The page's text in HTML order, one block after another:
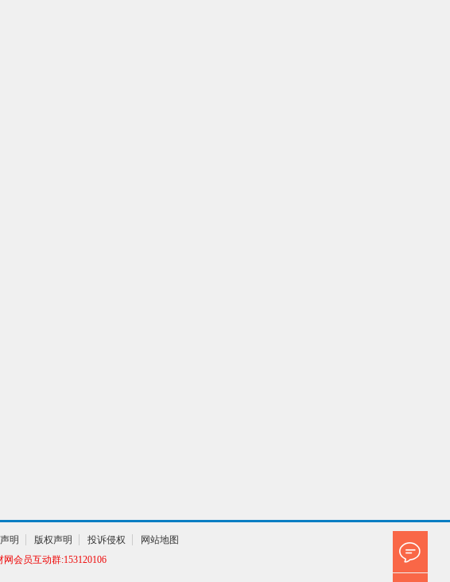
明 版权声明 投诉侵权
网站地图
网会员互动群:153120106